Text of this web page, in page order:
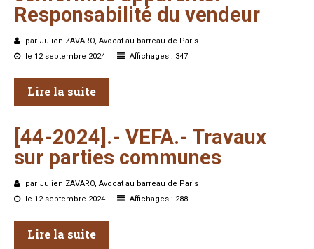
Responsabilité du vendeur
par Julien ZAVARO, Avocat au barreau de Paris
le 12 septembre 2024
Affichages : 347
Lire la suite
[44-2024].- VEFA.- Travaux
sur parties communes
par Julien ZAVARO, Avocat au barreau de Paris
le 12 septembre 2024
Affichages : 288
Lire la suite